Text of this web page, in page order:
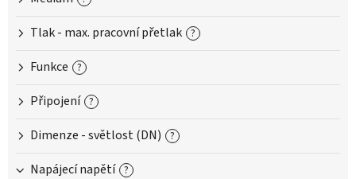
Tlak - max. pracovní přetlak ?
Funkce ?
Připojení ?
Dimenze - světlost (DN) ?
Napájecí napětí ?